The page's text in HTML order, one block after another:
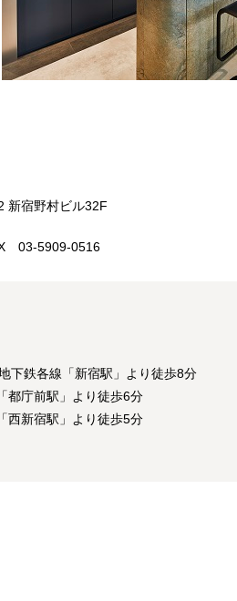
新宿野村ビル32F
03-5909-0516
下鉄各線「新宿駅」より徒歩8分
都庁前駅」より徒歩6分
西新宿駅」より徒歩5分